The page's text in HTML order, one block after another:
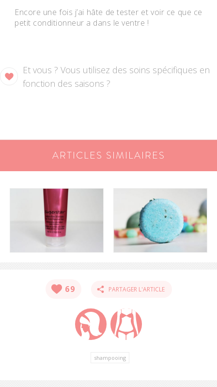
Encore une fois j’ai hâte de tester et voir ce que ce
petit conditionneur a dans le ventre !
Et vous ? Vous utilisez des soins spécifiques en
fonction des saisons ?
ARTICLES SIMILAIRES
69 PARTAGER L'ARTICLE
shampooing